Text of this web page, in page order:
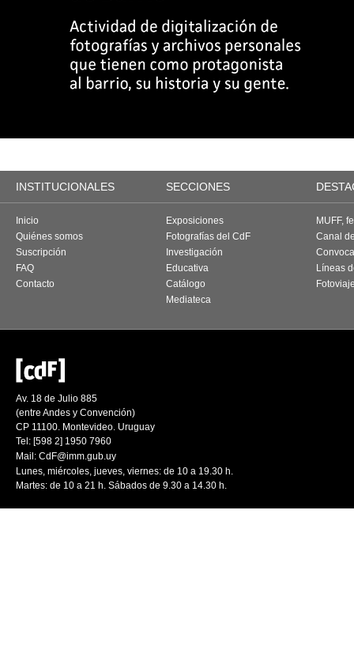
INSTITUCIONALES SECCIONES
Inicio
Quiénes somos
Suscripción
FAQ
Contacto
Exposiciones
Fotografías del CdF
Investigación
Educativa
Catálogo
Mediateca
MUFF,
Canal
Líneas
Av. 18 de Julio 885
(entre Andes y Convención)
CP 11100. Montevideo. Uruguay
Tel: [598 2] 1950 7960
Mail: CdF@imm.gub.uy
Lunes, miércoles, jueves, viernes: de 10 a 19.30 h.
Martes: de 10 a 21 h. Sábados de 9.30 a 14.30 h.